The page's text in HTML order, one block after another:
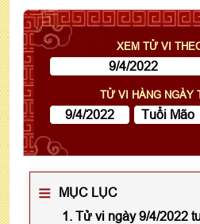
XEM TỬ VI
TỬ VI HÀNG NGÀY
MỤC LỤC
1. Tử vi ngày 9/4/2022